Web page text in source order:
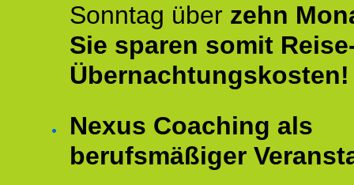
Sonntag über zehn
Sie sparen somit
Übernachtungskosten!
Nexus Coaching als
berufsmäßiger